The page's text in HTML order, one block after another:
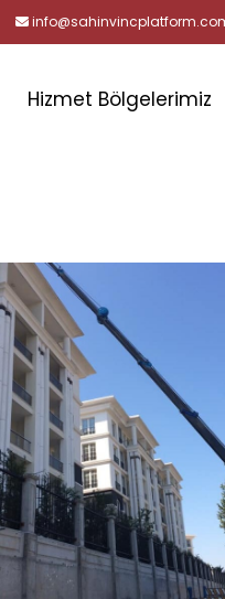
Hizmet Bölgelerimiz